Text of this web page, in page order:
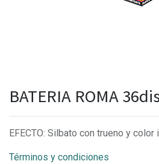
BATERIA ROMA
EFECTO: Silbato con trueno y color
Términos y condiciones